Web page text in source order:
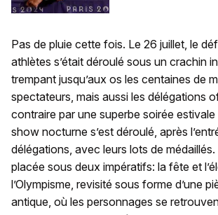
Pas de pluie cette fois. Le 26 juillet, le
athlètes s’était déroulé sous un crachin
trempant jusqu’aux os les centaines de
spectateurs, mais aussi les délégations
contraire par une superbe soirée
show nocturne s’est déroulé, après
délégations, avec leurs lots de
placée sous deux impératifs: la fête et
l’Olympisme, revisité sous forme d’une
antique, où les personnages se